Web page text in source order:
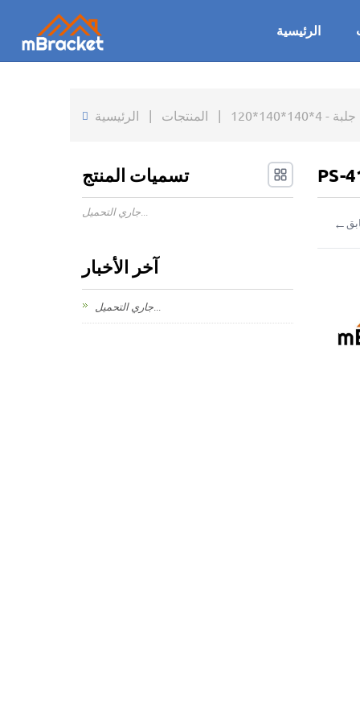
الرئيسية
الرئيسية | المنتجات |
←
تسميات المنتج
آخر الأخبار